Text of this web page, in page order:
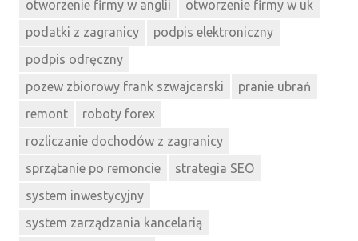
otworzenie firmy w anglii
otworzenie firmy w uk
podatki z zagranicy
podpis elektroniczny
podpis odręczny
pozew zbiorowy frank szwajcarski
pranie ubrań
remont
roboty forex
rozliczanie dochodów z zagranicy
sprzątanie po remoncie
strategia SEO
system inwestycyjny
system zarządzania kancelarią